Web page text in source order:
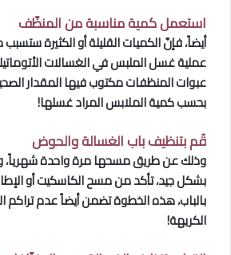
استعمل كمية مناسبة من المنظّف
أيضاً، فإنّ الكميات القليلة أو الكثيرة
عملية غسل الملبس في الغسالات
عبوات المنظفات مكتوب فيها المقدار
بحسب كمية الملابس المراد غسلها!
قُم بتنظيف باب الغسالة والحوض
وذلك عن طريق مسحها مرة واحدة شهرياً،
بشكل جيد، تأكد من مسح الكاسكيت أو
بالباب، هذه الخطوة تضمن أيضاً عدم تراكم
الكريهة!